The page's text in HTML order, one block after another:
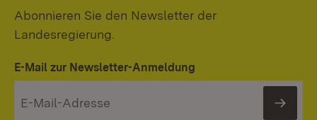
Abonnieren Sie den Newsletter der
Landesregierung.
E-Mail zur Newsletter-Anmeldung